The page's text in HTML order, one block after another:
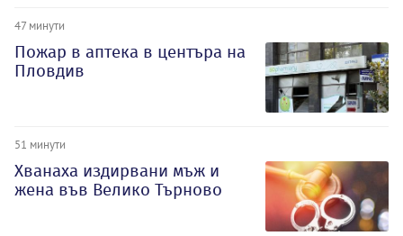
47 минути
Пожар в аптека в центъра на
Пловдив
51 минути
Хванаха издирвани мъж и
жена във Велико Търново